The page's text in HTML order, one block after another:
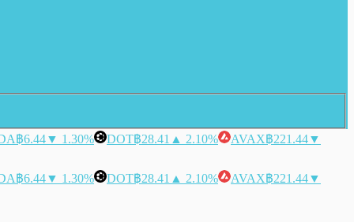
฿6.44▼ 1.30% DOT฿28.41 ▲ 2.10% AVAX฿221.44▼
฿6.44▼ 1.30% DOT฿28.41 ▲ 2.10% AVAX฿221.44▼